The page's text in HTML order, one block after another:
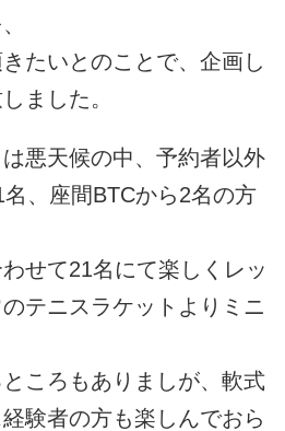
たいとのことで、企画し
ました。
悪天候の中、予約者以外
、座間BTCから2名の方
せて21名にて楽しくレッ
テニスラケットよりミニ
ころもありましが、軟式
験者の方も楽しんでおら